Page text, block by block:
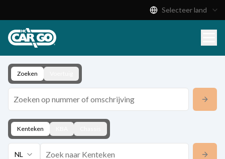
Download
Contact
Selecteer land
Zoeken
Kenteken
NL